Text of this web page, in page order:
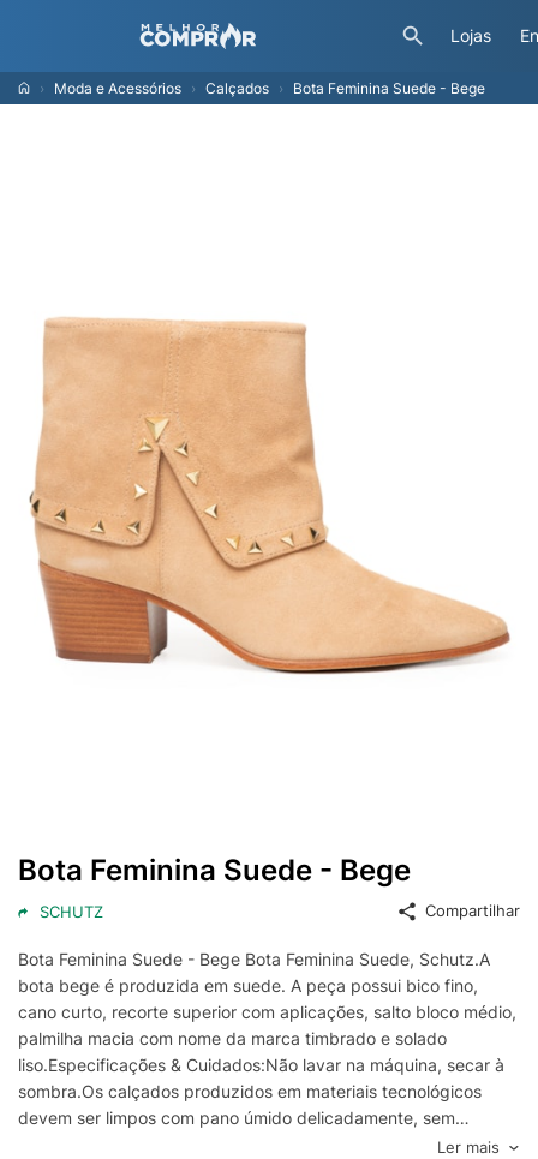
Lojas
Moda e Acessórios Calçados Bota Feminina Suede - Bege
Bota Feminina Suede - Bege
SCHUTZ Compartilhar
Bota Feminina Suede - Bege Bota Feminina Suede, Schutz.A
bota bege é produzida em suede. A peça possui bico fino,
cano curto, recorte superior com aplicações, salto bloco médio,
palmilha macia com nome da marca timbrado e solado
liso.Especificações & Cuidados:Não lavar na máquina, secar à
sombra.Os calçados produzidos em materiais tecnológicos
devem ser limpos com pano úmido delicadamente, sem
solventes ou produtos de limpeza e não devem ser expostos
Ler mais